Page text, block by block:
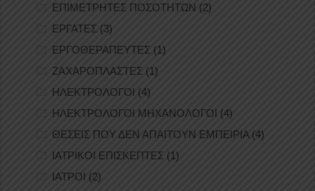
ΕΠΙΜΕΤΡΗΤΕΣ ΠΟΣΟΤΗΤΩΝ (2)
ΕΡΓΑΤΕΣ (3)
ΕΡΓΟΘΕΡΑΠΕΥΤΕΣ (1)
ΖΑΧΑΡΟΠΛΑΣΤΕΣ (1)
ΗΛΕΚΤΡΟΛΟΓΟΙ (4)
ΗΛΕΚΤΡΟΛΟΓΟΙ ΜΗΧΑΝΟΛΟΓΟΙ (4)
ΘΕΣΕΙΣ ΠΟΥ ΔΕΝ ΑΠΑΙΤΟΥΝ ΕΜΠΕΙΡΙΑ(4)
ΙΑΤΡΙΚΟΙ ΕΠΙΣΚΕΠΤΕΣ (1)
ΙΑΤΡΟΙ (2)